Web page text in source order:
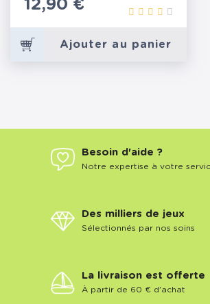
Prix
12,90 €
Ajouter au panier
Besoin d'aide ?
Notre expertise à votre
Des milliers de jeux
Sélectionnés par nos soins
La livraison est offerte
À partir de 60 € d'achat